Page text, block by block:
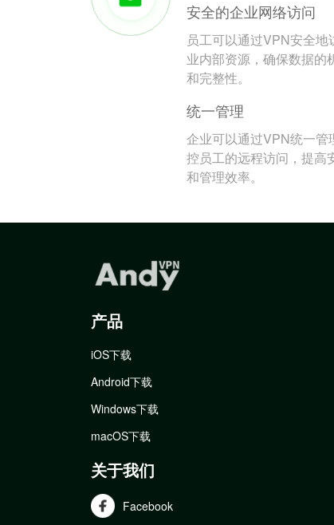
安全的企业网络访问
员工可以通过VPN安全地
业内部资源，确保数据的
和完整性。
统一管理
企业可以通过VPN统一管
控员工的远程访问，提高
和管理效率。
产品
iOS下载
Android下载
Windows下载
macOS下载
关于我们
Facebook